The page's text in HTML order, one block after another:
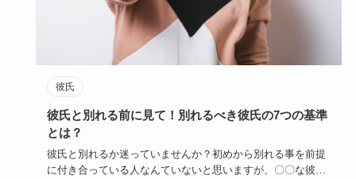
彼氏
彼氏と別れる前に見て！別れるべき彼氏の7つの基準
とは？
彼氏と別れるか迷っていませんか？初めから別れる事を前提
に付き合っている人なんていないと思いますが、〇〇な彼氏